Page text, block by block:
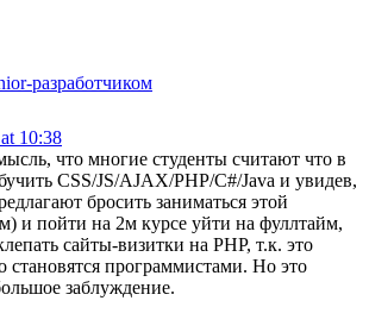
разработчиком
10:38
что многие студенты считают что в
CSS/JS/AJAX/PHP/C#/Java и увидев,
бросить заниматься этой
и пойти на 2м курсе уйти на фуллтайм,
сайты-визитки на PHP, т.к. это
становятся программистами. Но это
заблуждение.